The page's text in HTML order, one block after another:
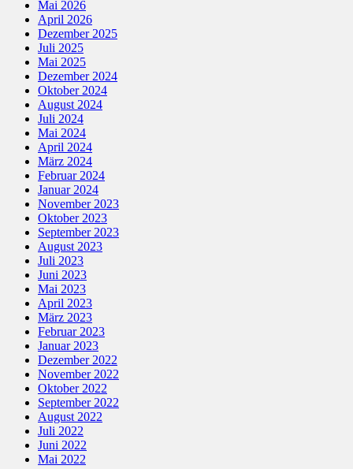
Mai 2026
April 2026
Dezember 2025
Juli 2025
Mai 2025
Dezember 2024
Oktober 2024
August 2024
Juli 2024
Mai 2024
April 2024
März 2024
Februar 2024
Januar 2024
November 2023
Oktober 2023
September 2023
August 2023
Juli 2023
Juni 2023
Mai 2023
April 2023
März 2023
Februar 2023
Januar 2023
Dezember 2022
November 2022
Oktober 2022
September 2022
August 2022
Juli 2022
Juni 2022
Mai 2022